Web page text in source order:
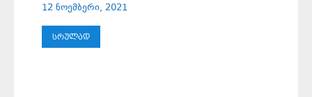
12 ნოემბერი, 2021
ᲡᲠᲣᲚᲐᲓ